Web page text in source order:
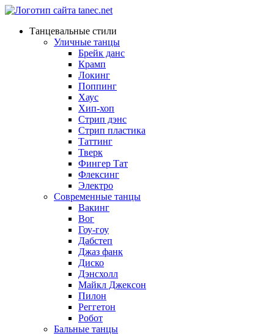
Танцевальные стили
Уличные танцы
Брейк данс
Крамп
Локинг
Поппинг
Хаус
Хип-хоп
Стрип дэнс
Стрип пластика
Таттинг
Тверк
Фингер Тат
Флексинг
Электро
Современные танцы
Вакинг
Вог
Гоу-гоу
Дабстеп
Джаз фанк
Диско
Дэнсхолл
Майкл Джексон
Пилон
Реггетон
Робот
Бальные танцы